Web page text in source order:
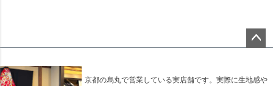
ップ
京都の烏丸で営業している実店舗です。実際に生地感や